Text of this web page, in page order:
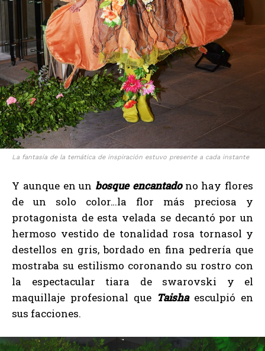
La fantasía de la temática de inspiración estuvo presente a cada instante
Y aunque en un bosque encantadono hay flores
de un solo color…la flor más preciosa y
protagonista de esta velada se decantó por un
hermoso vestido de tonalidad rosa tornasol y
destellos en gris, bordado en fina pedrería que
mostraba su estilismo coronando su rostro con
la espectacular tiara de swarovski y el
maquillaje profesional que Taishaesculpió en
sus facciones.